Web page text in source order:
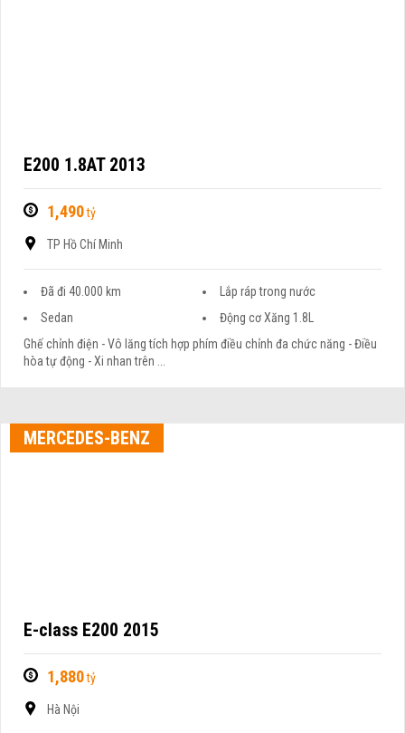
E200 1.8AT 2013
1,490tỷ
TP Hồ Chí Minh
Đã đi 40.000 km
Lắp ráp trong nước
Sedan
Động cơ Xăng 1.8L
Ghế chỉnh điện - Vô lăng tích hợp phím điều chỉnh đa chức năng - Điều
hòa tự động - Xi nhan trên ...
MERCEDES-BENZ
E-class E200 2015
1,880tỷ
Hà Nội